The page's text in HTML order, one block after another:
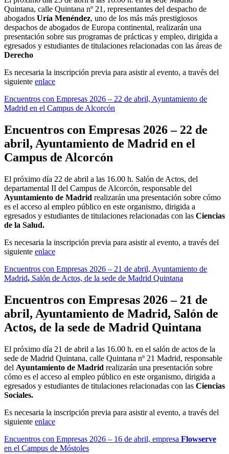
Quintana, calle Quintana nº 21, representantes del despacho de
abogados Uría Menéndez, uno de los más más prestigiosos
despachos de abogados de Europa continental, realizarán una
presentación sobre sus programas de prácticas y empleo, dirigida a
egresados y estudiantes de titulaciones relacionadas con las áreas de
Derecho
Es necesaria la inscripción previa para asistir al evento, a través del
siguiente enlace
Encuentros con Empresas 2026 – 22 de abril, Ayuntamiento de
Madrid en el Campus de Alcorcón
Encuentros con Empresas 2026 – 22 de
abril, Ayuntamiento de Madrid en el
Campus de Alcorcón
El próximo día 22 de abril a las 16.00 h. Salón de Actos, del
departamental II del Campus de Alcorcón, responsable del
Ayuntamiento de Madrid realizarán una presentación sobre cómo
es el acceso al empleo público en este organismo, dirigida a
egresados y estudiantes de titulaciones relacionadas con las Ciencias
de la Salud.
Es necesaria la inscripción previa para asistir al evento, a través del
siguiente enlace
Encuentros con Empresas 2026 – 21 de abril, Ayuntamiento de
Madrid, Salón de Actos, de la sede de Madrid Quintana
Encuentros con Empresas 2026 – 21 de
abril, Ayuntamiento de Madrid, Salón de
Actos, de la sede de Madrid Quintana
El próximo día 21 de abril a las 16.00 h. en el salón de actos de la
sede de Madrid Quintana, calle Quintana nº 21 Madrid, responsable
del Ayuntamiento de Madrid realizarán una presentación sobre
cómo es el acceso al empleo público en este organismo, dirigida a
egresados y estudiantes de titulaciones relacionadas con las Ciencias
Sociales.
Es necesaria la inscripción previa para asistir al evento, a través del
siguiente enlace
Encuentros con Empresas 2026 – 16 de abril, empresa Flowserve
en el Campus de Móstoles